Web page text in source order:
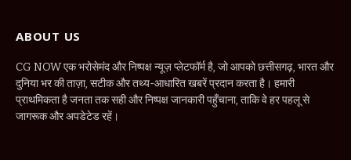
ABOUT US
CG NOW एक भरोसेमंद और निष्पक्ष न्यूज़ प्लेटफॉर्म है, जो आपको छत्तीसगढ़, भारत और
दुनिया भर की ताज़ा, सटीक और तथ्य-आधारित खबरें प्रदान करता है। हमारी
प्राथमिकता है जनता तक सही और निष्पक्ष जानकारी पहुँचाना, ताकि वे हर पहलू से
जागरूक और अपडेटेड रहें।